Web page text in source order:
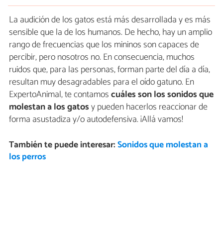
La audición de los gatos está más desarrollada y es más
sensible que la de los humanos. De hecho, hay un amplio
rango de frecuencias que los mininos son capaces de
percibir, pero nosotros no. En consecuencia, muchos
ruidos que, para las personas, forman parte del día a día,
resultan muy desagradables para el oído gatuno. En
ExpertoAnimal, te contamoscuáles son los sonidos que
molestan a los gatosy pueden hacerlos reaccionar de
forma asustadiza y/o autodefensiva. ¡Allá vamos!
También te puede interesar:Sonidos que molestan a
los perros